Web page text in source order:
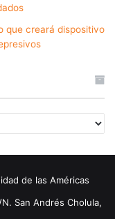
que creará dispositivo
de las Américas
San Andrés Cholula,